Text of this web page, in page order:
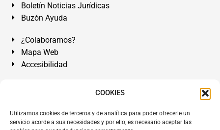
COOKIES
Utilizamos cookies de terceros y de analítica para poder ofrecerle un
servicio acorde a sus necesidades y por ello, es necesario aceptar las
Boletín Noticias Jurídicas
Buzón Ayuda
¿Colaboramos?
Mapa Web
Accesibilidad
Álvarez Abogados Tenerife:Calle Teobaldo Power Nº 7,
de Tenerife. Islas Canarias.